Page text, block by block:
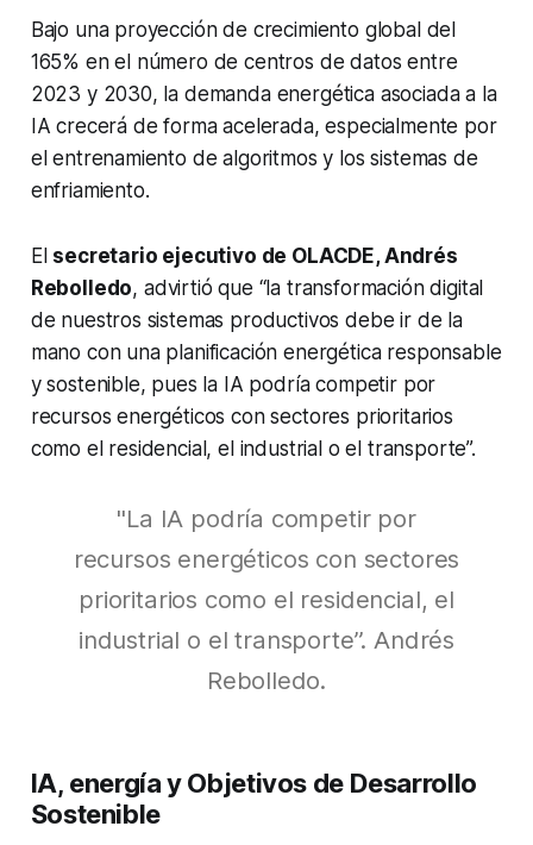
Bajo una proyección de crecimiento global del
165% en el número de centros de datos entre
2023 y 2030, la demanda energética asociada a la
IA crecerá de forma acelerada, especialmente por
el entrenamiento de algoritmos y los sistemas de
enfriamiento.
El secretario ejecutivo de OLACDE, Andrés
Rebolledo, advirtió que “la transformación digital
de nuestros sistemas productivos debe ir de la
mano con una planificación energética responsable
y sostenible, pues la IA podría competir por
recursos energéticos con sectores prioritarios
como el residencial, el industrial o el transporte”.
"La IA podría competir por
recursos energéticos con sectores
prioritarios como el residencial, el
industrial o el transporte”. Andrés
Rebolledo.
IA, energía y Objetivos de Desarrollo
Sostenible